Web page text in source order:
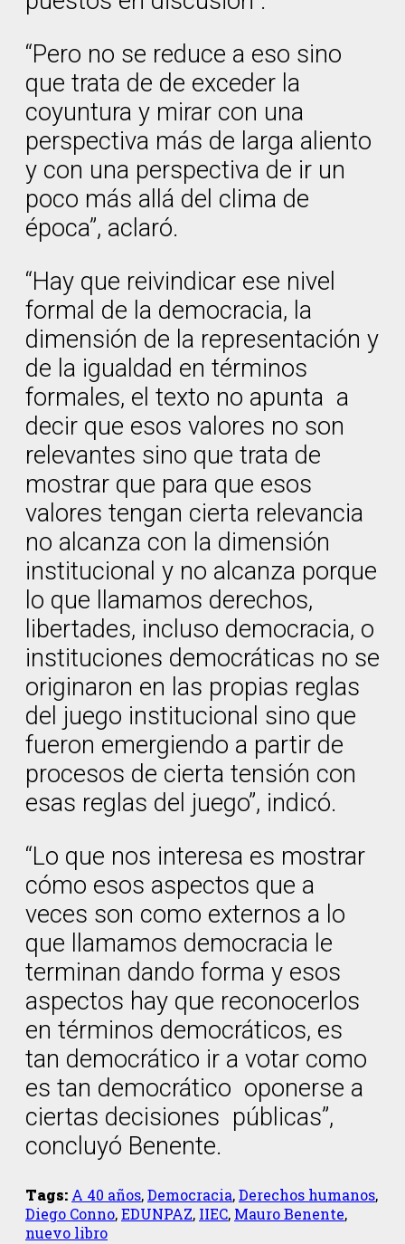
“Pero no se reduce a eso sino
que trata de de exceder la
coyuntura y mirar con una
perspectiva más de larga aliento
y con una perspectiva de ir un
poco más allá del clima de
época”, aclaró.
“Hay que reivindicar ese nivel
formal de la democracia, la
dimensión de la representación y
de la igualdad en términos
formales, el texto no apunta a
decir que esos valores no son
relevantes sino que trata de
mostrar que para que esos
valores tengan cierta relevancia
no alcanza con la dimensión
institucional y no alcanza porque
lo que llamamos derechos,
libertades, incluso democracia, o
instituciones democráticas no se
originaron en las propias reglas
del juego institucional sino que
fueron emergiendo a partir de
procesos de cierta tensión con
esas reglas del juego”, indicó.
“Lo que nos interesa es mostrar
cómo esos aspectos que a
veces son como externos a lo
que llamamos democracia le
terminan dando forma y esos
aspectos hay que reconocerlos
en términos democráticos, es
tan democrático ir a votar como
es tan democrático oponerse a
ciertas decisiones públicas”,
concluyó Benente.
Tags: A 40 años,Democracia,Derechos humanos,
Diego Conno,EDUNPAZ, IIEC, Mauro Benente,
nuevo libro